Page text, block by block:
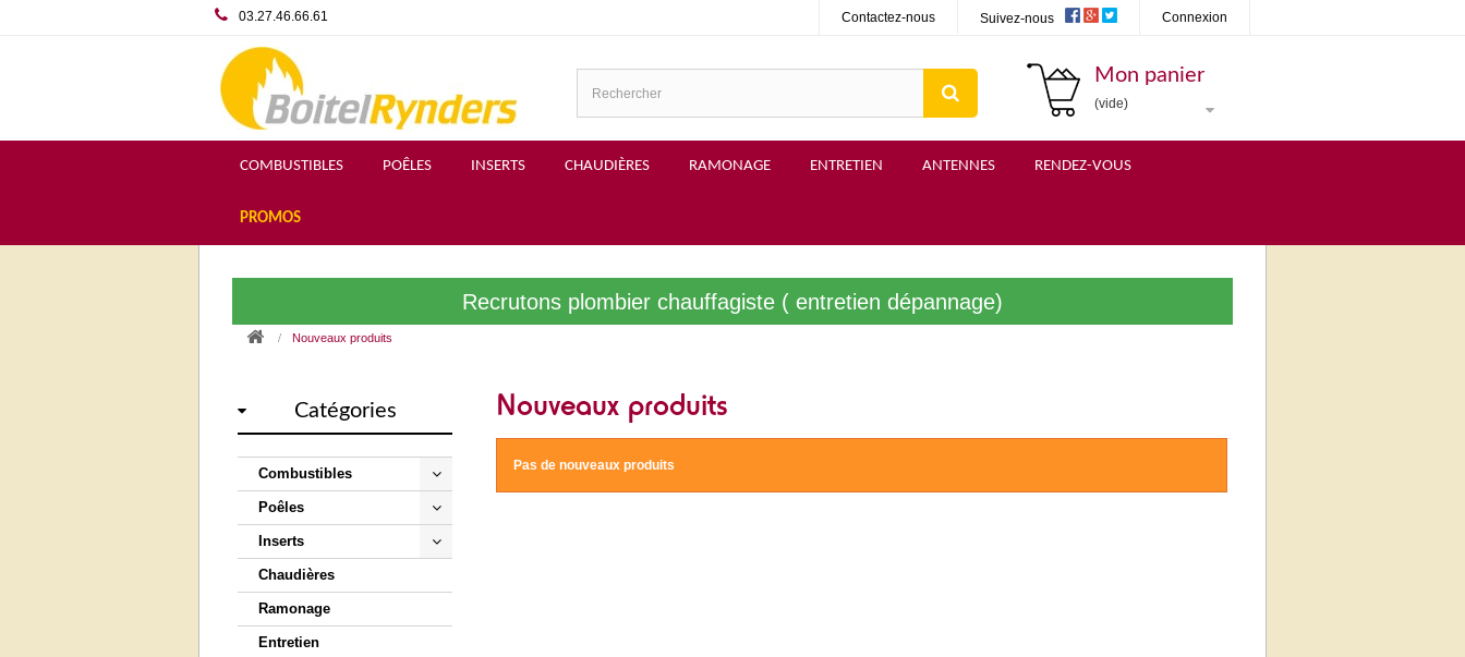
Connexion
Suivez-nous
Contactez-nous
03.27.46.66.61
Mon panier
(vide)
COMBUSTIBLES POÊLES INSERTS CHAUDIÈRES RAMONAGE ENTRETIEN ANTENNES RENDEZ-VOUS
PROMOS
Recrutons plombier chauffagiste ( entretien dépannage)
Nouveaux produits
Catégories
Combustibles
Poêles
Inserts
Chaudières
Ramonage
Entretien
Nouveaux produits
Pas de nouveaux produits